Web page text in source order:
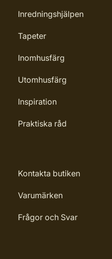
Inredningshjälpen
Tapeter
Inomhusfärg
Utomhusfärg
Inspiration
Praktiska råd
Kontakta butiken
Varumärken
Frågor och Svar